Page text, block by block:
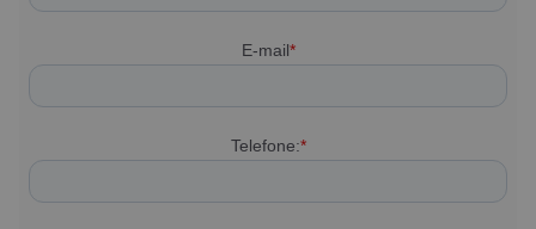
E-mail*
Telefone:*